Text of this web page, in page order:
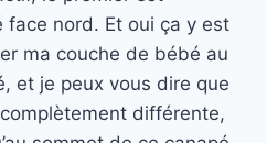
face nord. Et oui ça y est
ma couche de bébé au
et je peux vous dire que
différente,